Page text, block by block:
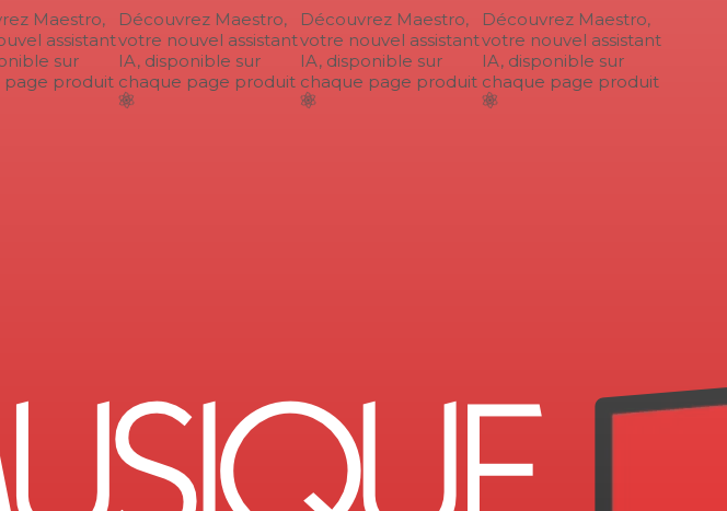
Maestro,
assistant
sur
produit
Découvrez Maestro,
votre nouvel assistant
IA, disponible sur
chaque page produit
Découvrez Maestro,
votre nouvel assistant
IA, disponible sur
chaque page produit
Découvrez Maestro,
votre nouvel assistant
IA, disponible sur
chaque page produit